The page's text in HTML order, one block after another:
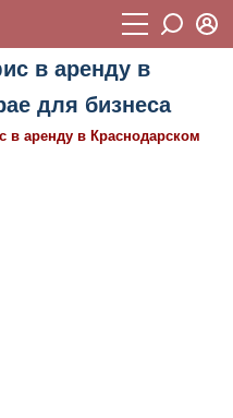
в аренду в
для бизнеса
в аренду в Краснодарском